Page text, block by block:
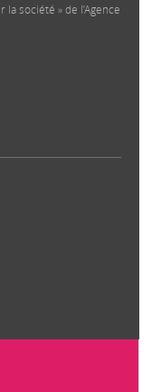
société » de l’Agence